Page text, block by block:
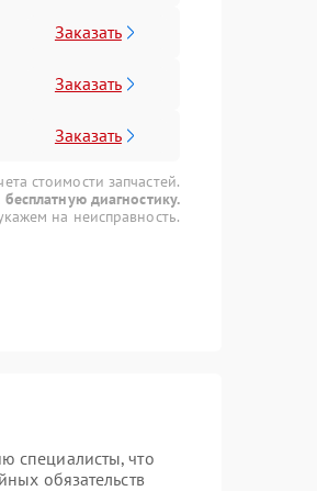
Заказать
Заказать
Заказать
стоимости запчастей.
диагностику.
на неисправность.
специалисты, что
обязательств